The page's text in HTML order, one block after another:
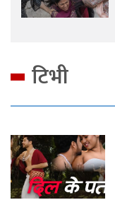
टिभी